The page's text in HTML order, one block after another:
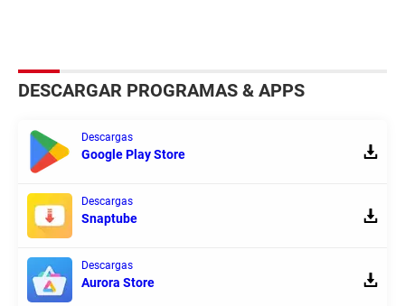
DESCARGAR PROGRAMAS & APPS
Descargas
Google Play Store
Descargas
Snaptube
Descargas
Aurora Store